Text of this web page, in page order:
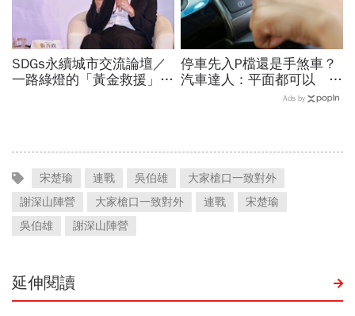
SDGs永續城市交流論壇／
一路綠燈的「黃金救援」實
停車先入P檔還是手煞車？
汽車達人：平面都可以 斜
Ads by
宋楚瑜 連戰 吳伯雄
大家槍口一致對外
謝深山陣營
大家槍口一致對外 連戰
宋楚瑜
吳伯雄
謝深山陣營
延伸閱讀